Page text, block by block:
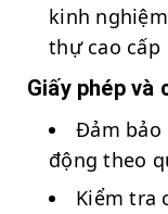
kinh
thự cao cấp
Giấy phép và
Đảm bảo
động theo
Kiểm tra